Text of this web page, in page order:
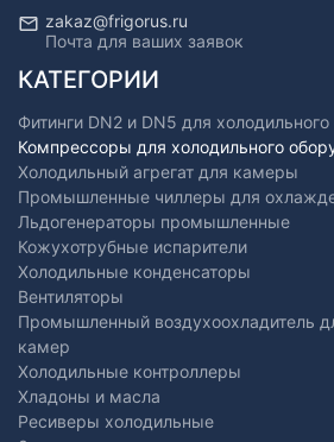
zakaz@frigorus.ru
Почта для ваших заявок
КАТЕГОРИИ
Фитинги DN2 и DN5 для
Компрессоры для холодильного
Холодильный агрегат для камеры
Промышленные чиллеры для
Льдогенераторы промышленные
Кожухотрубные испарители
Холодильные конденсаторы
Вентиляторы
Промышленный воздухоохладитель
камер
Холодильные контроллеры
Хладоны и масла
Ресиверы холодильные